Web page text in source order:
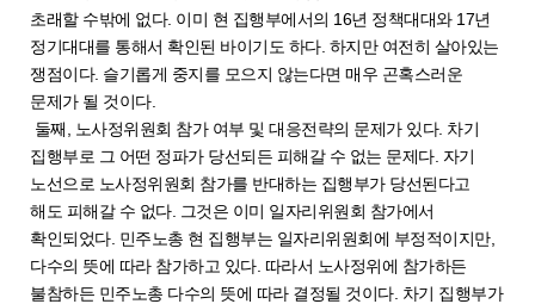
초래할 수밖에 없다. 이미 현 집행부에서의 16년 정책대대와 17년
정기대대를 통해서 확인된 바이기도 하다. 하지만 여전히 살아있는
쟁점이다. 슬기롭게 중지를 모으지 않는다면 매우 곤혹스러운
문제가 될 것이다.
둘째, 노사정위원회 참가 여부 및 대응전략의 문제가 있다. 차기
집행부로 그 어떤 정파가 당선되든 피해갈 수 없는 문제다. 자기
노선으로 노사정위원회 참가를 반대하는 집행부가 당선된다고
해도 피해갈 수 없다. 그것은 이미 일자리위원회 참가에서
확인되었다. 민주노총 현 집행부는 일자리위원회에 부정적이지만,
다수의 뜻에 따라 참가하고 있다. 따라서 노사정위에 참가하든
불참하든 민주노총 다수의 뜻에 따라 결정될 것이다. 차기 집행부가